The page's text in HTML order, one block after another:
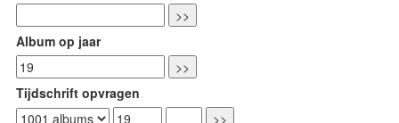
Album op jaar
Tijdschrift opvragen